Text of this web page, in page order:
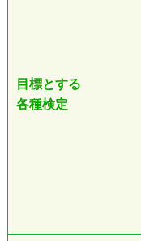
目標とする
各種検定